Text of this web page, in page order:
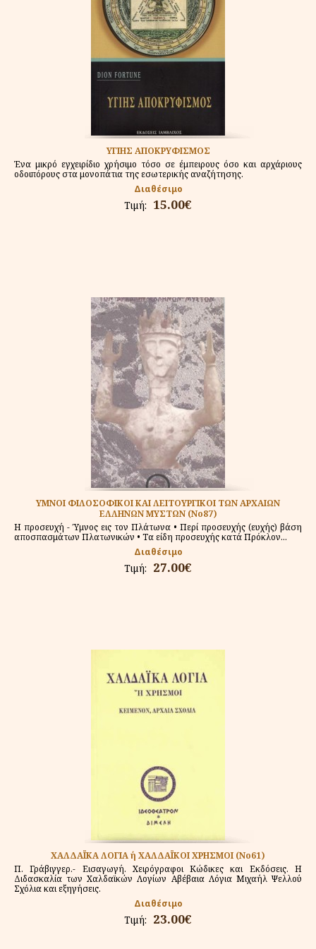
ΥΓΙΗΣ ΑΠΟΚΡΥΦΙΣΜΟΣ
Ένα μικρό εγχειρίδιο χρήσιμο τόσο σε έμπειρους όσο και αρχάριους
οδοιπόρους στα μονοπάτια της εσωτερικής αναζήτησης.
Διαθέσιμο
Τιμή: 15.00€
ΥΜΝΟΙ ΦΙΛΟΣΟΦΙΚΟΙ ΚΑΙ ΛΕΙΤΟΥΡΓΙΚΟΙ ΤΩΝ ΑΡΧΑΙΩΝ
ΕΛΛΗΝΩΝ ΜΥΣΤΩΝ (Νο87)
Η προσευχή - Ύμνος εις τον Πλάτωνα • Περί προσευχής (ευχής) βάση
αποσπασμάτων Πλατωνικών • Τα είδη προσευχής κατά Πρόκλον...
Διαθέσιμο
Τιμή: 27.00€
ΧΑΛΔΑΪΚΑ ΛΟΓΙΑ ή ΧΑΛΔΑΪΚΟΙ ΧΡΗΣΜΟΙ (Νο61)
Π. Γράβιγγερ.- Εισαγωγή. Χειρόγραφοι Κώδικες και Εκδόσεις. Η
Διδασκαλία των Χαλδαϊκών Λογίων Αβέβαια Λόγια Μιχαήλ Ψελλού
Σχόλια και εξηγήσεις.
Διαθέσιμο
Τιμή: 23.00€